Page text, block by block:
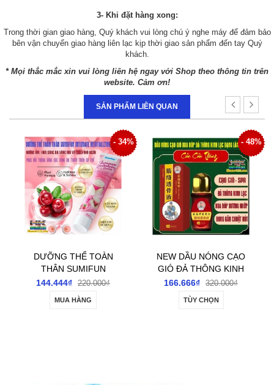
3- Khi đặt hàng xong:
Trong thời gian giao hàng, Quý khách vui lòng chú ý nghe máy để đảm bảo
bên vận chuyển giao hàng liên lạc kịp thời giao sản phẩm đến tay Quý
khách.
* Mọi thắc mắc xin vui lòng liên hệ ngay với Shop theo thông tin trên
website. Cảm ơn!
SẢN PHẨM LIÊN QUAN
- 34% - 48%
NEW DẦU NÓNG CẠO
GIÓ ĐẢ THÔNG KINH
LẠC CỔN CỔN
50ML- GIÚP CẢI
166.666₫ 320.000₫
TÙY CHỌN
DẦU NÓNG CẠO GIÓ
ĐẢ THÔNG KINH
CỔN CỔN THÔNG
GIÚP CẢI THIỆN
188.888₫ 320.000₫
TÙY CHỌN